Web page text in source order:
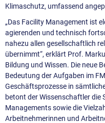
Klimaschutz, umfassend
„Das Facility Management ist
agierenden und technisch
nahezu allen gesellschaftlich
übernimmt“, erklärt Prof.
Bildung und Wissen. Die neue
Bedeutung der Aufgaben im
Geschäftsprozesse in
betont der Wissenschaftler die
Managements sowie die
Arbeitnehmerinnen und